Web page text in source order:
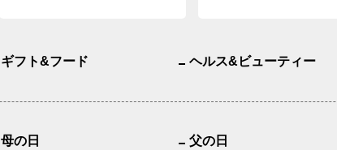
ギフト&フード ヘルス&ビューティー
母の日 父の日